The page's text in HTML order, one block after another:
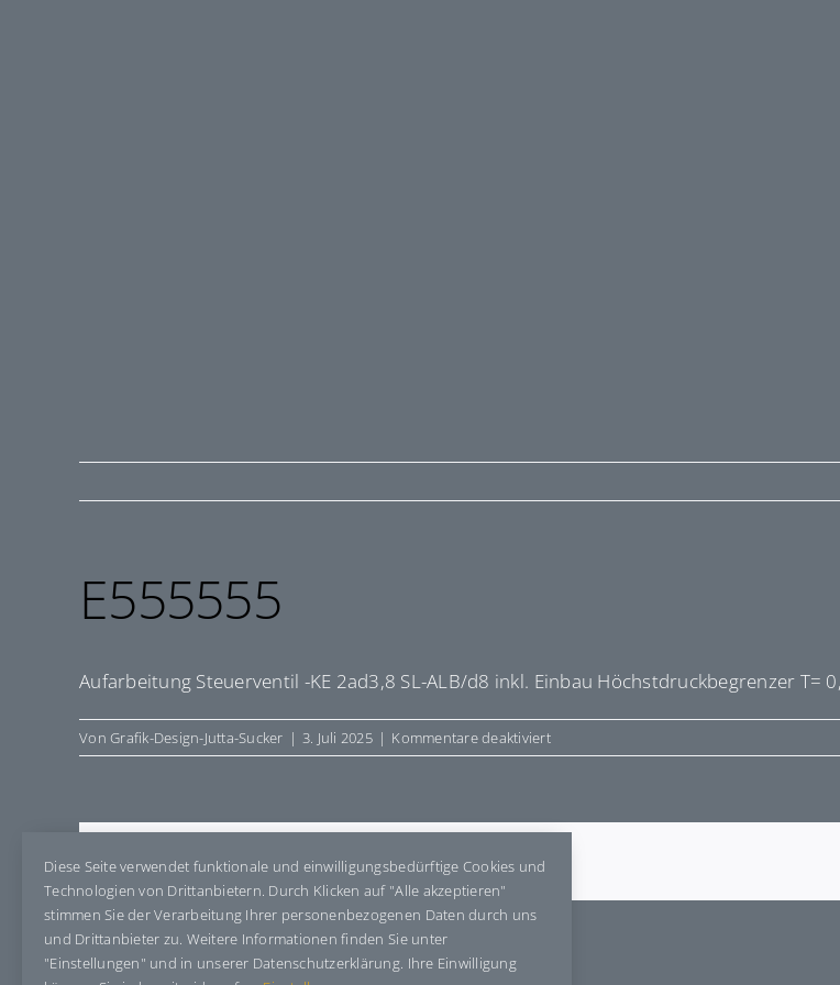
E555555
Aufarbeitung Steuerventil -KE 2ad3,8 SL-ALB/d8 inkl. Einbau Höchstdruckbegrenzer
VonGrafik-Design-Jutta-Sucker | 3. Juli 2025 | Kommentare deaktiviertfür
E555555
Share This Story, Choose Your Platform!
Diese Seite verwendet funktionale und einwilligungsbedürftige Cookies und
Technologien von Drittanbietern. Durch Klicken auf "Alle akzeptieren"
stimmen Sie der Verarbeitung Ihrer personenbezogenen Daten durch uns
und Drittanbieter zu. Weitere Informationen finden Sie unter
"Einstellungen" und in unserer Datenschutzerklärung. Ihre Einwilligung